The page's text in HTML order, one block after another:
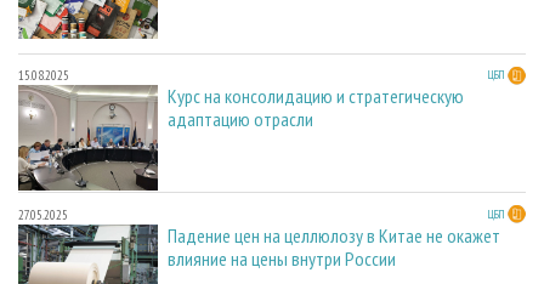
15.08.2025 ЦБП
Курс на консолидацию и стратегическую
адаптацию отрасли
27.05.2025 ЦБП
Падение цен на целлюлозу в Китае не окажет
влияние на цены внутри России